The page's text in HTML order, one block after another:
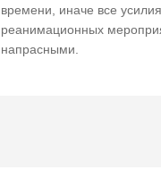
времени, иначе все усилия, приложенные во время
реанимационных
напрасными.